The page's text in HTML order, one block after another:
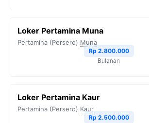
Loker Pertamina Muna
Pertamina (Persero) Muna
Rp 2.800.000
Bulanan
Loker Pertamina Kaur
Pertamina (Persero) Kaur
Rp 2.500.000